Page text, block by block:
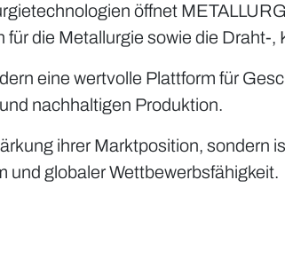
öffnet
die Metallurgie sowie die Draht-,
eine wertvolle Plattform für
nachhaltigen Produktion.
ihrer Marktposition, sondern
globaler Wettbewerbsfähigkeit.